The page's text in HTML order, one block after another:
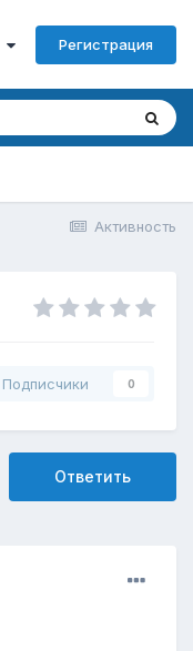
Регистрация
Активность
Подписчики 0
Ответить